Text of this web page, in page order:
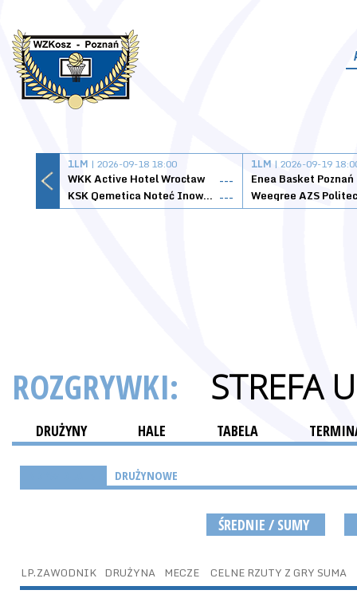
1LM | 2026-09-18 18:00
WKK Active Hotel Wrocław
---
KSK Qemetica Noteć Inowrocław ---
1LM | 2026-09-19
Enea Basket Poznań
ROZGRYWKI: STREFA
DRUŻYNY HALE TABELA
DRUŻYNOWE
ŚREDNIE / SUMY
LP.ZAWODNIK DRUŻYNA MECZE CELNE RZUTY Z GRY SUMA